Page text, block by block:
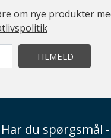
om nye produkter
TILMELD
Har du spørgsmål